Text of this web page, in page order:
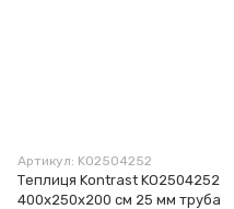
Артикул: KO2504252
Теплиця Kontrast KO2504252
400x250x200 см 25 мм труба